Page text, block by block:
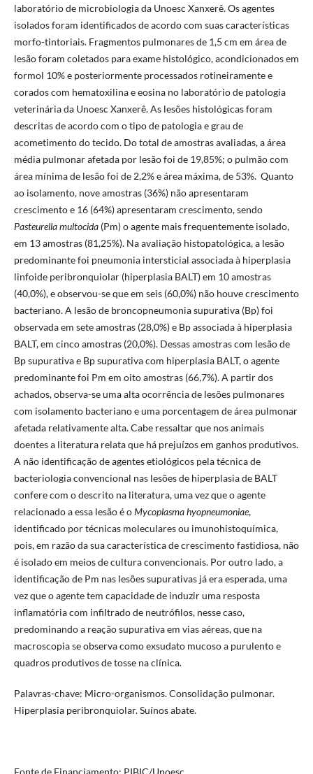
laboratório de microbiologia da Unoesc Xanxerê. Os agentes
isolados foram identificados de acordo com suas características
morfo-tintoriais. Fragmentos pulmonares de 1,5 cm em área de
lesão foram coletados para exame histológico, acondicionados em
formol 10% e posteriormente processados rotineiramente e
corados com hematoxilina e eosina no laboratório de patologia
veterinária da Unoesc Xanxerê. As lesões histológicas foram
descritas de acordo com o tipo de patologia e grau de
acometimento do tecido. Do total de amostras avaliadas, a área
média pulmonar afetada por lesão foi de 19,85%; o pulmão com
área mínima de lesão foi de 2,2% e área máxima, de 53%. Quanto
ao isolamento, nove amostras (36%) não apresentaram
crescimento e 16 (64%) apresentaram crescimento, sendo
Pasteurella multocida(Pm) o agente mais frequentemente isolado,
em 13 amostras (81,25%). Na avaliação histopatológica, a lesão
predominante foi pneumonia intersticial associada à hiperplasia
linfoide peribronquiolar (hiperplasia BALT) em 10 amostras
(40,0%), e observou-se que em seis (60,0%) não houve crescimento
bacteriano. A lesão de broncopneumonia supurativa (Bp) foi
observada em sete amostras (28,0%) e Bp associada à hiperplasia
BALT, em cinco amostras (20,0%). Dessas amostras com lesão de
Bp supurativa e Bp supurativa com hiperplasia BALT, o agente
predominante foi Pm em oito amostras (66,7%). A partir dos
achados, observa-se uma alta ocorrência de lesões pulmonares
com isolamento bacteriano e uma porcentagem de área pulmonar
afetada relativamente alta. Cabe ressaltar que nos animais
doentes a literatura relata que há prejuízos em ganhos produtivos.
A não identificação de agentes etiológicos pela técnica de
bacteriologia convencional nas lesões de hiperplasia de BALT
confere com o descrito na literatura, uma vez que o agente
relacionado a essa lesão é oMycoplasma hyopneumoniae,
identificado por técnicas moleculares ou imunohistoquímica,
pois, em razão da sua característica de crescimento fastidiosa, não
é isolado em meios de cultura convencionais. Por outro lado, a
identificação de Pm nas lesões supurativas já era esperada, uma
vez que o agente tem capacidade de induzir uma resposta
inflamatória com infiltrado de neutrófilos, nesse caso,
predominando a reação supurativa em vias aéreas, que na
macroscopia se observa como exsudato mucoso a purulento e
quadros produtivos de tosse na clínica.
Palavras-chave: Micro-organismos. Consolidação pulmonar.
Hiperplasia peribronquiolar. Suínos abate.
Fonte de Financiamento: PIBIC/Unoesc